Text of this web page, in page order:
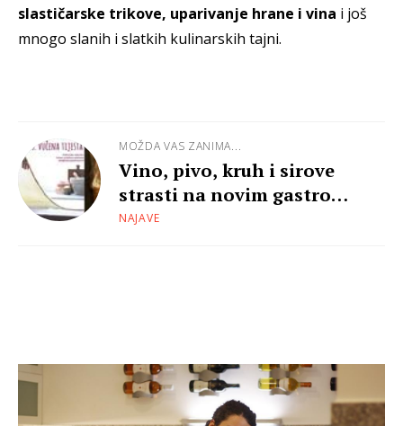
slastičarske trikove, uparivanje hrane i vina i još
mnogo slanih i slatkih kulinarskih tajni.
MOŽDA VAS ZANIMA...
Vino, pivo, kruh i sirove
strasti na novim gastro
radionicama
NAJAVE